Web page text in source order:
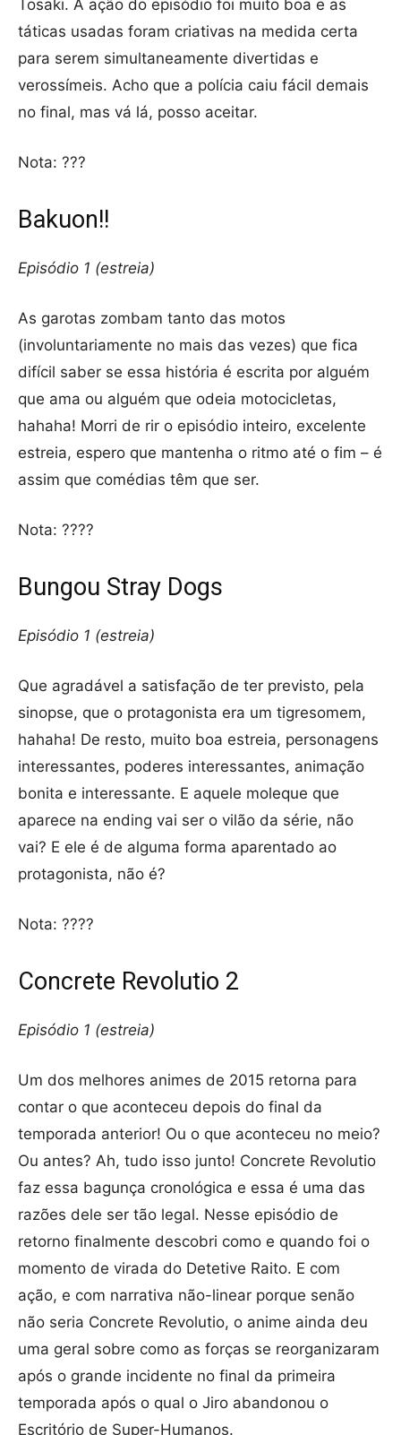
Tosaki. A ação do episódio foi muito boa e as
táticas usadas foram criativas na medida certa
para serem simultaneamente divertidas e
verossímeis. Acho que a polícia caiu fácil demais
no final, mas vá lá, posso aceitar.
Nota: ???
Bakuon!!
Episódio 1 (estreia)
As garotas zombam tanto das motos
(involuntariamente no mais das vezes) que fica
difícil saber se essa história é escrita por alguém
que ama ou alguém que odeia motocicletas,
hahaha! Morri de rir o episódio inteiro, excelente
estreia, espero que mantenha o ritmo até o fim – é
assim que comédias têm que ser.
Nota: ????
Bungou Stray Dogs
Episódio 1 (estreia)
Que agradável a satisfação de ter previsto, pela
sinopse, que o protagonista era um tigresomem,
hahaha! De resto, muito boa estreia, personagens
interessantes, poderes interessantes, animação
bonita e interessante. E aquele moleque que
aparece na ending vai ser o vilão da série, não
vai? E ele é de alguma forma aparentado ao
protagonista, não é?
Nota: ????
Concrete Revolutio 2
Episódio 1 (estreia)
Um dos melhores animes de 2015 retorna para
contar o que aconteceu depois do final da
temporada anterior! Ou o que aconteceu no meio?
Ou antes? Ah, tudo isso junto! Concrete Revolutio
faz essa bagunça cronológica e essa é uma das
razões dele ser tão legal. Nesse episódio de
retorno finalmente descobri como e quando foi o
momento de virada do Detetive Raito. E com
ação, e com narrativa não-linear porque senão
não seria Concrete Revolutio, o anime ainda deu
uma geral sobre como as forças se reorganizaram
após o grande incidente no final da primeira
temporada após o qual o Jiro abandonou o
Escritório de Super-Humanos.